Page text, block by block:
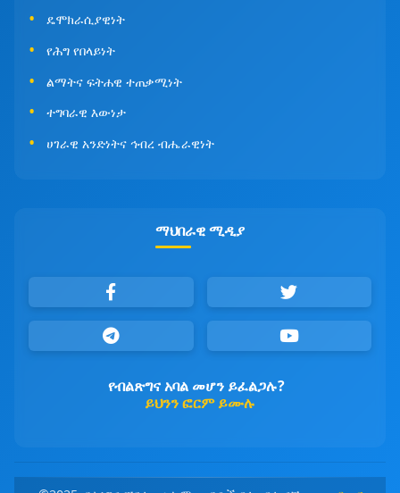
ዴሞክራሲያዊነት
የሕግ የበላይነት
ልማትና ፍትሐዊ ተጠቃሚነት
ተግባራዊ እውነታ
ሀገራዊ አንድነትና ኅብረ ብሔራዊነት
ማህበራዊ ሚዲያ
የብልጽግና አባል መሆን ይፈልጋሉ?
ይህንን ፎርም ይሙሉ